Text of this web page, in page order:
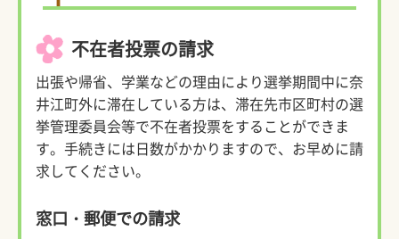
不在者投票の請求
出張や帰省、学業などの理由により選挙期間中に奈
井江町外に滞在している方は、滞在先市区町村の選
挙管理委員会等で不在者投票をすることができま
す。手続きには日数がかかりますので、お早めに請
求してください。
窓口・郵便での請求